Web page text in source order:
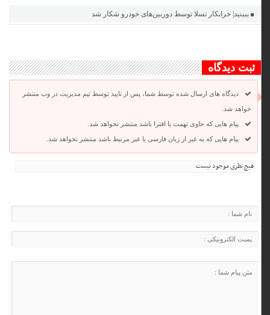
ببینید| خرابکار تسلا توسط دوربین‌های خودرو شکار شد
ثبت دیدگاه
دیدگاه های ارسال شده توسط شما، پس از تایید توسط تیم مدیریت در وب منتشر
خواهد شد.
پیام هایی که حاوی تهمت یا افترا باشد منتشر نخواهد شد.
پیام هایی که به غیر از زبان فارسی یا غیر مرتبط باشد منتشر نخواهد شد.
هیچ نظری موجود نیست